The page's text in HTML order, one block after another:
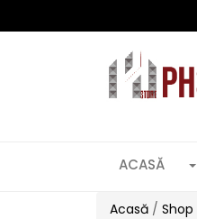
ACASĂ
Acasă / Shop